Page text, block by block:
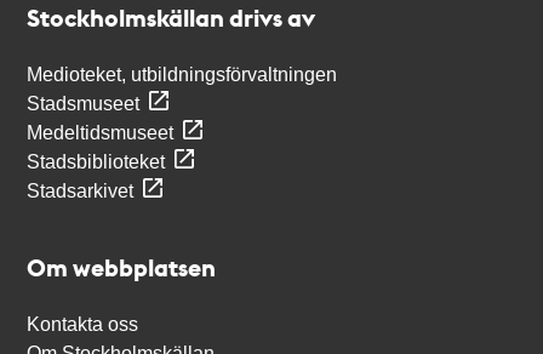
Stockholmskällan drivs av
Medioteket, utbildningsförvaltningen
Stadsmuseet
Medeltidsmuseet
Stadsbiblioteket
Stadsarkivet
Om webbplatsen
Kontakta oss